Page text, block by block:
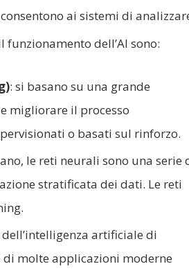
ai sistemi di
funzionamento dell’AI sono:
: si basano su una grande
migliorare il processo
o basati sul rinforzo.
le reti neurali sono una serie
stratificata dei dati. Le reti
artificiale di
molte applicazioni moderne